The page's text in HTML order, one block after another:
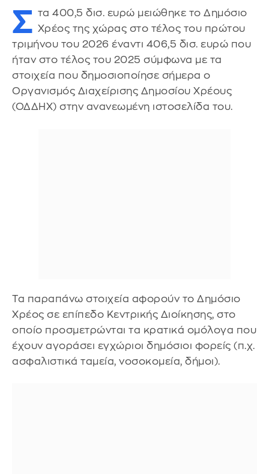
Σ τα 400,5 δισ. ευρώ μειώθηκε το Δημόσιο
Χρέος της χώρας στο τέλος του πρώτου
τριμήνου του 2026 έναντι 406,5 δισ. ευρώ που
ήταν στο τέλος του 2025 σύμφωνα με τα
στοιχεία που δημοσιοποίησε σήμερα ο
Οργανισμός Διαχείρισης Δημοσίου Χρέους
(ΟΔΔΗΧ) στην ανανεωμένη ιστοσελίδα του.
Τα παραπάνω στοιχεία αφορούν το Δημόσιο
Χρέος σε επίπεδο Κεντρικής Διοίκησης, στο
οποίο προσμετρώνται τα κρατικά ομόλογα που
έχουν αγοράσει εγχώριοι δημόσιοι φορείς (π.χ.
ασφαλιστικά ταμεία, νοσοκομεία, δήμοι).